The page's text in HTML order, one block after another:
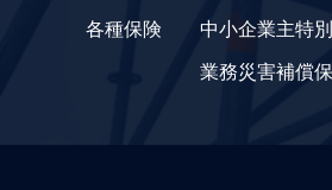
各種保険 中小企業主特別
業務災害補償保険